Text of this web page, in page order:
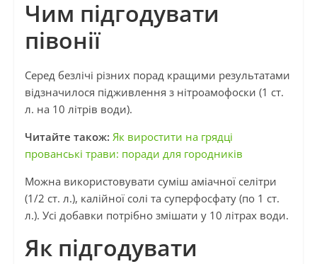
Чим підгодувати
півонії
Серед безлічі різних порад кращими результатами
відзначилося підживлення з нітроамофоски (1 ст.
л. на 10 літрів води).
Читайте також: Як виростити на грядці
прованські трави: поради для городників
Можна використовувати суміш аміачної селітри
(1/2 ст. л.), калійної солі та суперфосфату (по 1 ст.
л.). Усі добавки потрібно змішати у 10 літрах води.
Як підгодувати